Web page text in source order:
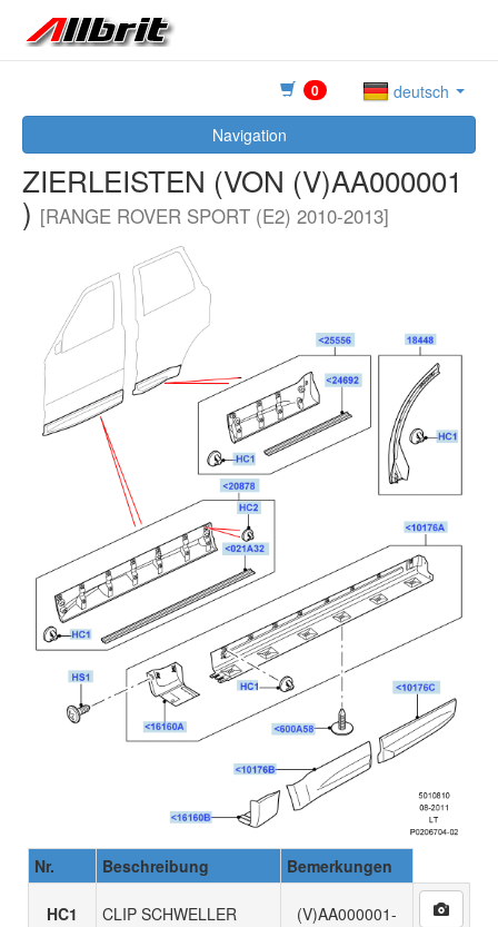
0
deutsch
Navigation
ZIERLEISTEN (VON (V)AA000001
) [RANGE ROVER SPORT (E2) 2010-2013]
Nr. Beschreibung Bemerkungen
HC1 CLIP SCHWELLER (V)AA000001-